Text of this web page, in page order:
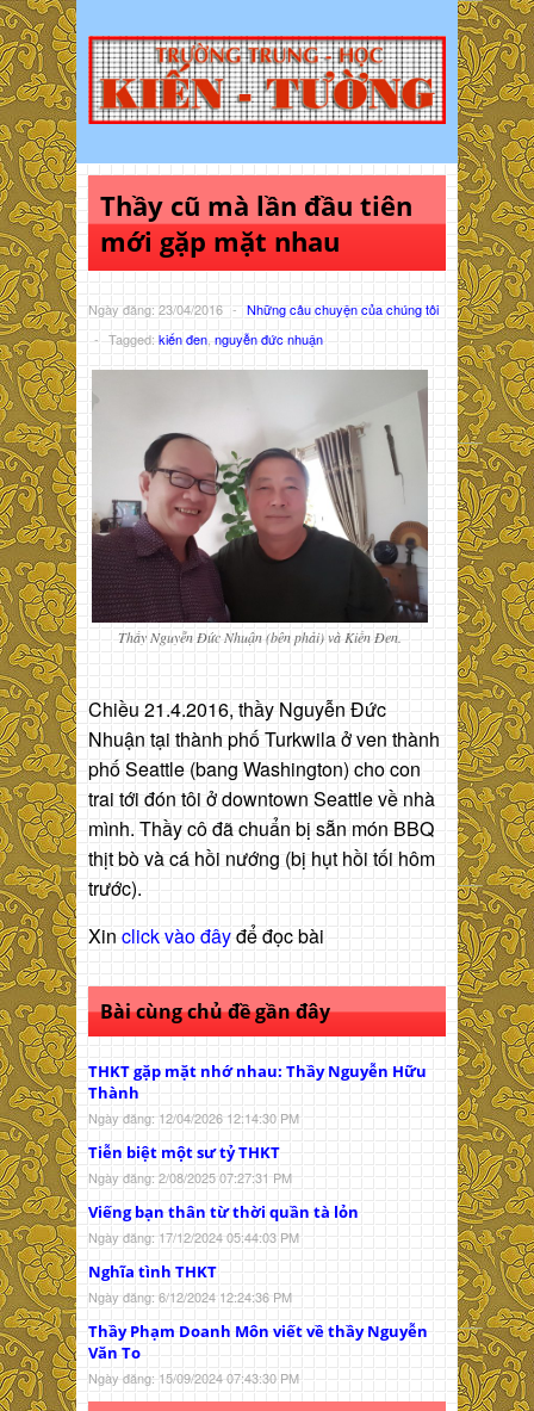
Thầy cũ mà lần đầu tiên
mới gặp mặt nhau
Ngày đăng: 23/04/2016 - Những câu chuyện của chúng tôi
- Tagged: kiến đen nguyễn đức nhuận
Thầy Nguyễn Đức Nhuận (bên phải) và Kiến Đen.
Chiều 21.4.2016, thầy Nguyễn Đức
Nhuận tại thành phố Turkwila ở ven thành
phố Seattle (bang Washington) cho con
trai tới đón tôi ở downtown Seattle về nhà
mình. Thầy cô đã chuẩn bị sẵn món BBQ
thịt bò và cá hồi nướng (bị hụt hồi tối hôm
trước).
Xin click vào đâyđể đọc bài
Bài cùng chủ đề gần đây
THKT gặp mặt nhớ nhau: Thầy Nguyễn Hữu
Thành
Ngày đăng: 12/04/2026 12:14:30 PM
Tiễn biệt một sư tỷ THKT
Ngày đăng: 2/08/2025 07:27:31 PM
Viếng bạn thân từ thời quần tà lỏn
Ngày đăng: 17/12/2024 05:44:03 PM
Nghĩa tình THKT
Ngày đăng: 6/12/2024 12:24:36 PM
Thầy Phạm Doanh Môn viết về thầy Nguyễn
Văn To
Ngày đăng: 15/09/2024 07:43:30 PM